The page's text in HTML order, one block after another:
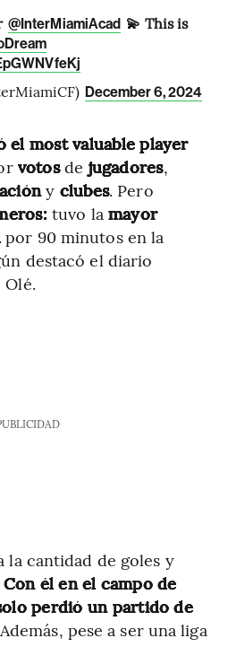
@InterMiamiAcad 💫 This is
December 6, 2024
el most valuable player
votosde jugadores,
y clubes. Pero
tuvo la mayor
por 90 minutos en la
destacó el diario
la cantidad de goles y
Con él en el campo de
perdió un partido de
Además, pese a ser una liga